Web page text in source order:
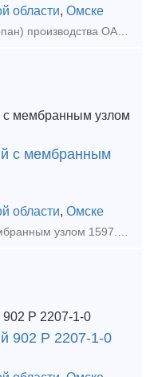
области, Омске
с мембранным
области, Омске
902 Р 2207-1-0